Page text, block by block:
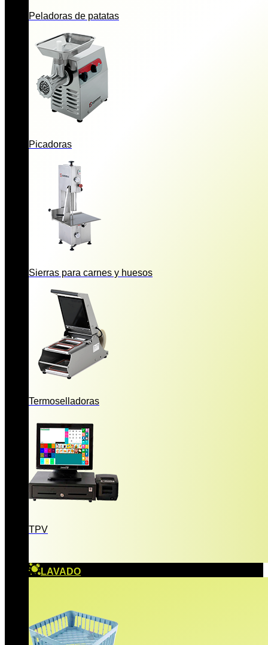
Peladoras de patatas
Picadoras
Sierras para carnes y huesos
Termoselladoras
TPV
LAVADO